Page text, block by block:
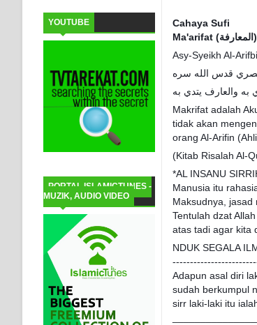
YOUTUBE
PORTAL ISLAMICTUNES -
MUZIK, AUDIO VIDEO
Cahaya Sufi
Ma'arifat (المعارفة)
Asy-Syeikh Al-
قدس الله سره
Makrifat adalah
tidak akan
orang Al-Arifin
(Kitab Risalah Al-
*AL INSANU
Manusia itu
Maksudnya, jasad
Tentulah dzat
atas tadi agar kita
NDUK SEGALA
Adapun asal diri
sudah berkumpul
sirr laki-laki itu